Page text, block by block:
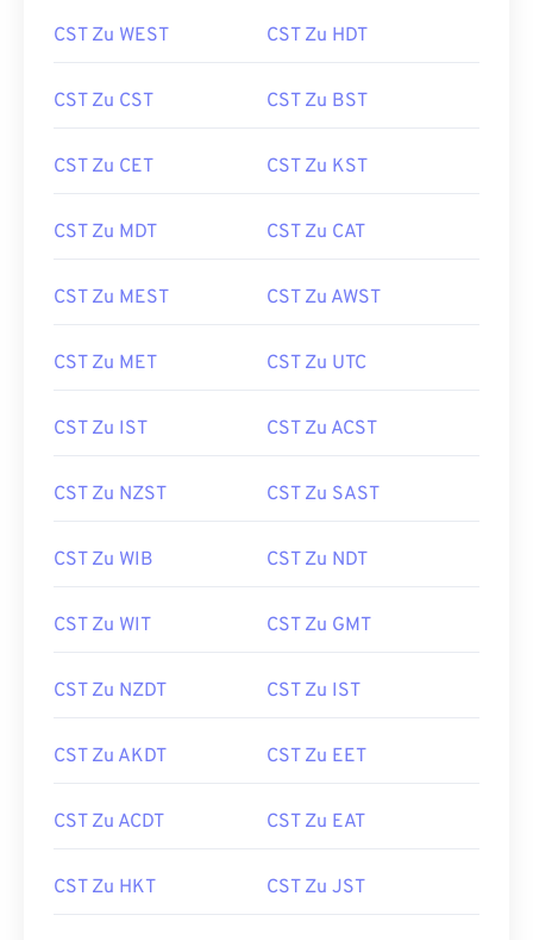
CST Zu WEST CST Zu HDT
CST Zu CST CST Zu BST
CST Zu CET CST Zu KST
CST Zu MDT CST Zu CAT
CST Zu MEST CST Zu AWST
CST Zu MET CST Zu UTC
CST Zu IST CST Zu ACST
CST Zu NZST CST Zu SAST
CST Zu WIB CST Zu NDT
CST Zu WIT CST Zu GMT
CST Zu NZDT CST Zu IST
CST Zu AKDT CST Zu EET
CST Zu ACDT CST Zu EAT
CST Zu HKT CST Zu JST